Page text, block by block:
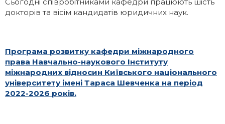
докторів та вісім кандидатів юридичних наук.
Програма розвитку кафедри міжнародного
права Навчально-наукового Інституту
міжнародних відносин Київського національного
університету імені Тараса Шевченка на період
2022-2026 років.